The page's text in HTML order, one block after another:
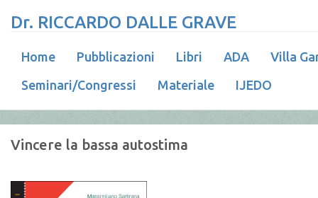
Dr. RICCARDO DALLE GRAVE
Home Pubblicazioni Libri ADA
Villa
Seminari/Congressi
Materiale IJEDO
Vincere la bassa autostima